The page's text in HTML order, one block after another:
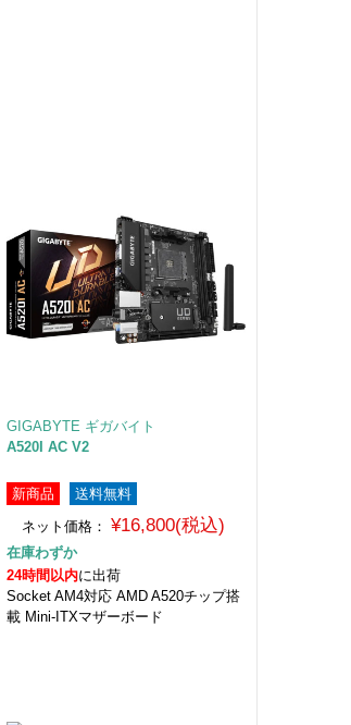
GIGABYTE ギガバイト
A520I AC V2
新商品
送料無料
ネット価格： ¥16,800(税込)
在庫わずか
24時間以内に出荷
Socket AM4対応 AMD A520チップ搭
載 Mini-ITXマザーボード